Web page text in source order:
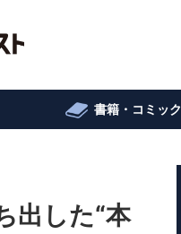
書籍・コミック
出した“本